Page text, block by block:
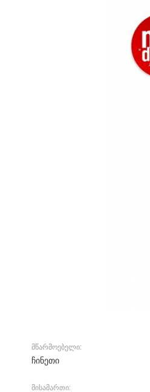
მწარმოებელი:
ჩინეთი
მისამართი: